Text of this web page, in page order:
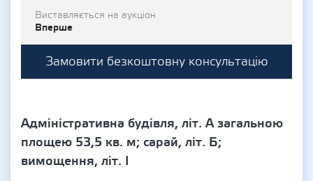
Виставляється на аукціон
Вперше
Замовити безкоштовну консультацію
Адміністративна будівля, літ. А загальною
площею 53,5 кв. м; сарай, літ. Б;
вимощення, літ. І